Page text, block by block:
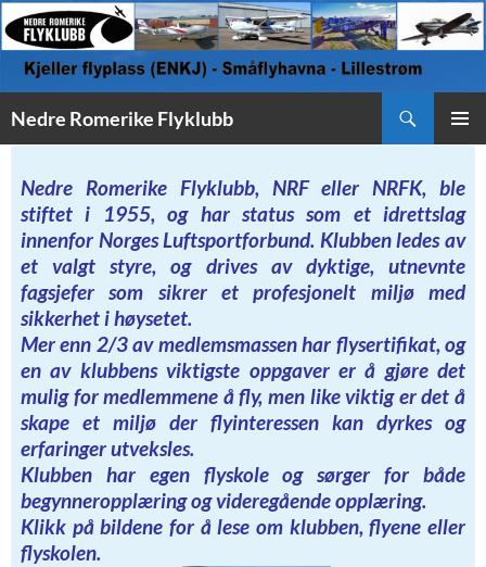
Nedre Romerike Flyklubb
INNHOLD
Nedre Romerike Flyklubb, NRF eller NRFK, ble
stiftet i 1955, og har status som et idrettslag
innenfor Norges Luftsportforbund. Klubben ledes av
et valgt styre, og drives av dyktige, utnevnte
fagsjefer som sikrer et profesjonelt miljø med
sikkerhet i høysetet.
Mer enn 2/3 av medlemsmassen har flysertifikat, og
en av klubbens viktigste oppgaver er å gjøre det
mulig for medlemmene å fly, men like viktig er det å
skape et miljø der flyinteressen kan dyrkes og
erfaringer utveksles.
Klubben har egen flyskole og sørger for både
begynneropplæring og videregående opplæring.
Klikk på bildene for å lese om klubben, flyene eller
flyskolen.